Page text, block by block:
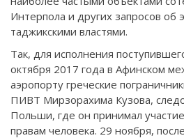
Интерпола и других запросов об
таджикскими властями.
Так, для исполнения
октября 2017 года в Афинском
аэропорту греческие
ПИВТ Мирзорахима Кузова,
Польши, где он принимал
правам человека. 29 ноября,